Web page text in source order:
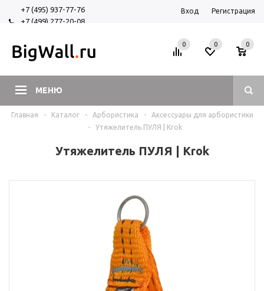
+7 (495) 937-77-76
+7 (499) 277-20-08
Вход Регистрация
МЕНЮ
0 0
0
Главная - Каталог - Арбористика -
Аксессуары для арбористики
-
Утяжелитель ПУЛЯ | Krok
Утяжелитель ПУЛЯ | Krok